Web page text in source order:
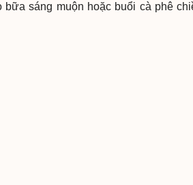
sáng muộn hoặc buổi cà phê